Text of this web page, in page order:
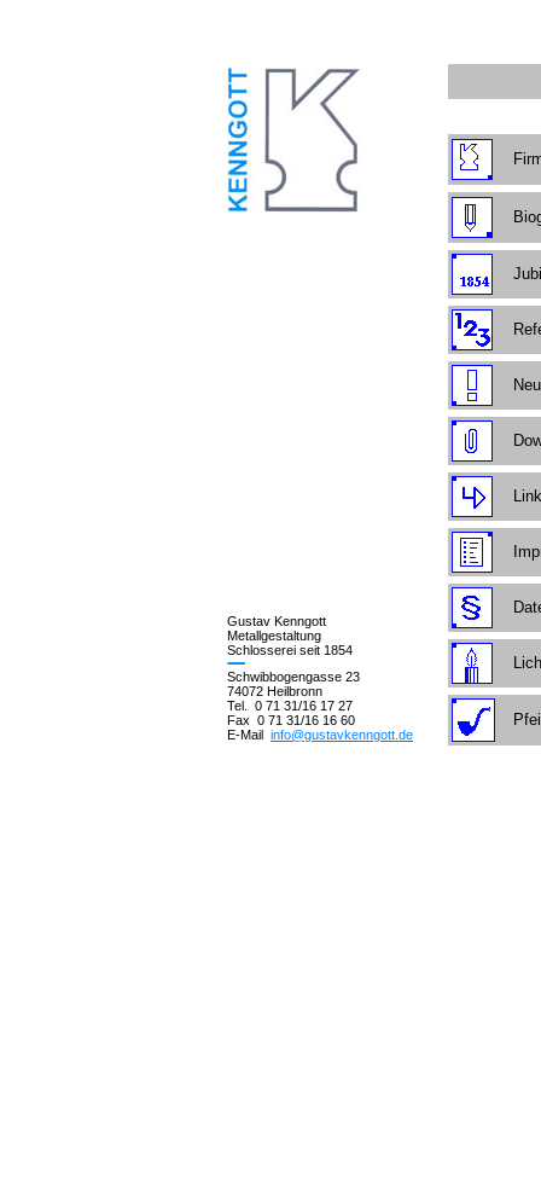
Gustav Kenngott
Metallgestaltung
Schlosserei seit 1854
Schwibbogengasse 23
74072 Heilbronn
Tel. 0 71 31/16 17 27
Fax 0 71 31/16 16 60
E-Mail info@gustavkenngott.de
Neu